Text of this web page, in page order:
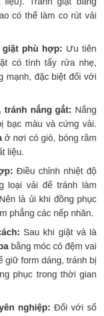
có thể làm co rút vải
phù hợp: Ưu tiên
có tính tẩy rửa nhẹ,
mạnh, đặc biệt đối với
nắng gắt: Nắng
bạc màu và cứng vải.
ở nơi có gió, bóng râm
liệu.
Điều chỉnh nhiệt độ
loại vải để tránh làm
là ủi khi đồng phục
phẳng các nếp nhăn.
Sau khi giặt và là
bằng móc có đệm vai
giữ form dáng, tránh bị
phục trong thời gian
nghiệp: Đối với số